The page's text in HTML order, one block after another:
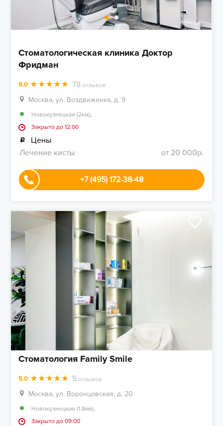
Стоматологическая клиника Доктор
Фридман
5.0 78 отзывов
Москва, ул. Воздвиженка, д. 9
Новокузнецкая (2км),
Закрыто до 12:00
Цены
Лечение кисты
от 20 000р.
+7 (495) 172-38-48
Стоматология Family Smile
5.0 5 отзывов
Москва, ул. Воронцовская, д. 20
Новокузнецкая (1.8км),
Закрыто до 09:00